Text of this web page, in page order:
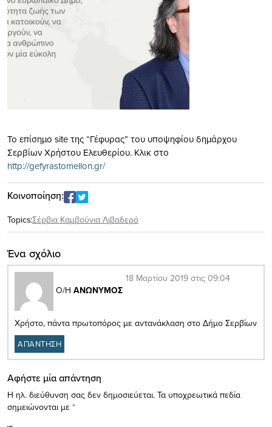
Το επίσημο site της “Γέφυρας” του υποψηφίου δημάρχου
Σερβίων Χρήστου Ελευθερίου. Κλικ στο
http://gefyrastomellon.gr/
Κοινοποίηση:
Topics:Σέρβια Καμβούνια Λιβαδερό
Ένα σχόλιο
Ο/Η ΑΝΩΝΥΜΟΣ
18 Μαρτίου 2019 στις 09:04
Χρήστο, πάντα πρωτοπόρος με αντανάκλαση στο Δήμο Σερβίων
ΑΠΑΝΤΗΣΗ
Αφήστε μία απάντηση
Η ηλ. διεύθυνση σας δεν δημοσιεύεται. Τα υποχρεωτικά πεδία
σημειώνονται με *